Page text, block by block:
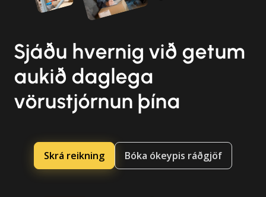
Sjáðu hvernig við getum
aukið daglega
vörustjórnun þína
Skrá reikning Bóka ókeypis ráðgjöf